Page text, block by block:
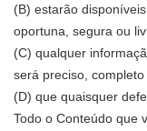
(B) estarão
oportuna, segura ou
(C) qualquer
será preciso,
(D) que quaisquer
Todo o Conteúdo que